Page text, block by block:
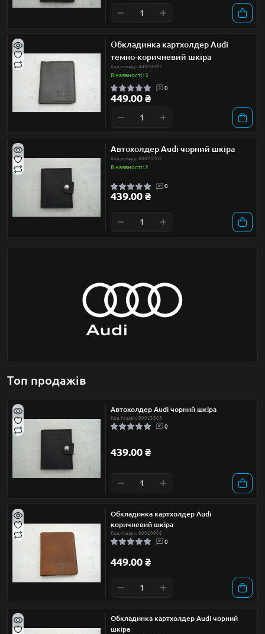
Обкладинка картхолдер Audi
темно-коричневий шкіра
Код товару: 00028987
В наявності: 3
0
449.00 ₴
Автохолдер Audi чорний шкіра
Код товару: 00023303
В наявності: 2
0
439.00 ₴
Топ продажів
Автохолдер Audi чорний шкіра
Код товару: 00023303
0
439.00 ₴
Обкладинка картхолдер Audi
коричневий шкіра
Код товару: 00028986
0
449.00 ₴
Обкладинка картхолдер Audi чорний
шкіра